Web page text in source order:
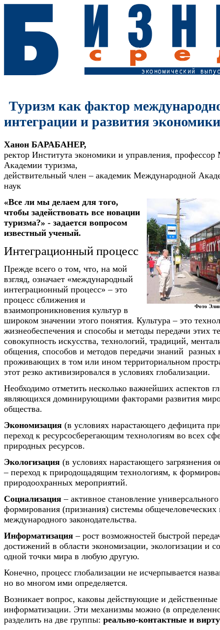
Туризм как фактор
интеграции и развития экономики
Ханон БАРАБАНЕР,
ректор Института экономики и управления,
Академии туризма,
действительный член – академик Международной
наук
Фото
«Все ли мы делаем для того,
чтобы задействовать все новации
туризма?» - задается вопросом
известный ученый.
Интеграционный процесс
Прежде всего о том, что, на мой
взгляд, означает «международный
интеграционный процесс» – это
процесс сближения и
взаимопроникновения культур в
широком значении этого понятия. Культура – это
жизнеобеспечения и способы и методы передачи этих
совокупность искусства, технологий, традиций,
общения, способов и методов передачи знаний разных
проживающих в том или ином территориальном
этот резко активизировался в условиях глобaлизации.
Необходимо отметить несколько важнейших аспектов
являющихся доминирующими факторами развития
общества.
Экономизация (в условиях нарастающего дефицита
переход к ресурсосберегающим технологиям во всех
природных ресурсов.
Экологизация (в условиях нарастающего загрязнения
– переход к природощадящим технологиям, к
природоохранных мероприятий.
Социализация – активное становление
формирования (признания) системы общечеловеческих
международного законодательства.
Информатизация – рост возможностей быстрой
достижений в области экономизации, экологизации и
одной точки мира в любую другую.
Конечно, процесс глобализации не исчерпывается
но во многом ими определяется.
Возникает вопрос, каковы действующие и
информатизации. Эти механизмы можно (в
разделить на две группы: реально-контактные и